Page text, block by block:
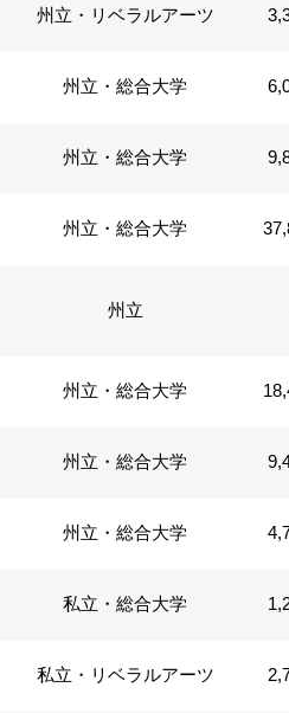
州立・リベラルアーツ
州立・総合大学
州立・総合大学
州立・総合大学
州立
州立・総合大学
州立・総合大学
州立・総合大学
私立・総合大学
私立・リベラルアーツ